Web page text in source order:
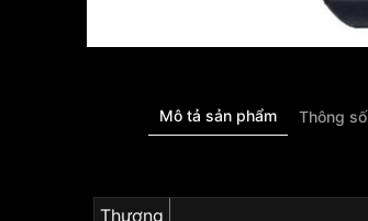
Mô tả sản phẩm Thông số
Thương